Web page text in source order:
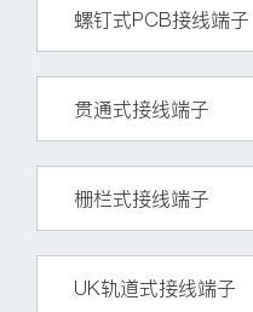
螺钉式PCB接线端子
贯通式接线端子
栅栏式接线端子
UK轨道式接线端子